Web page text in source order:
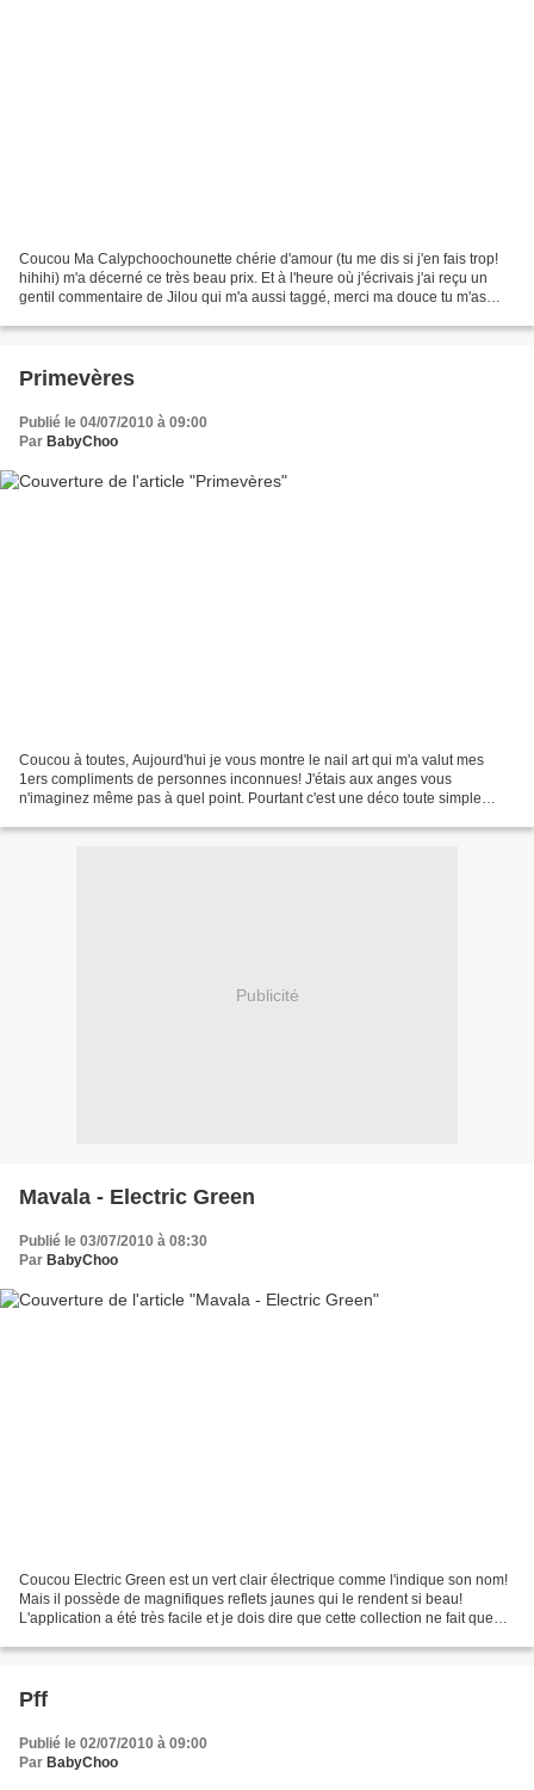
Coucou Ma Calypchoochounette chérie d'amour (tu me dis si j'en fais trop!
hihihi) m'a décerné ce très beau prix. Et à l'heure où j'écrivais j'ai reçu un
gentil commentaire de Jilou qui m'a aussi taggé, merci ma douce tu m'as
Primevères
Publié le 04/07/2010 à 09:00
Par BabyChoo
Coucou à toutes, Aujourd'hui je vous montre le nail art qui m'a valut mes
1ers compliments de personnes inconnues! J'étais aux anges vous
n'imaginez même pas à quel point. Pourtant c'est une déco toute simple
Publicité
Mavala - Electric Green
Publié le 03/07/2010 à 08:30
Par BabyChoo
Coucou Electric Green est un vert clair électrique comme l'indique son nom!
Mais il possède de magnifiques reflets jaunes qui le rendent si beau!
L'application a été très facile et je dois dire que cette collection ne fait que
Pff
Publié le 02/07/2010 à 09:00
Par BabyChoo